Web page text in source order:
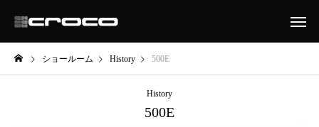
ショールーム History 500E
History
500E